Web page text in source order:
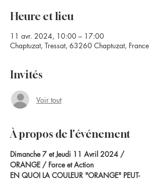
Heure et lieu
11 avr. 2024, 10:00 – 17:00
Chaptuzat, Tressat, 63260 Chaptuzat, France
Invités
Voir tout
À propos de l'événement
Dimanche 7 et Jeudi 11 Avril 2024 /
ORANGE / Force et Action
EN QUOI LA COULEUR "ORANGE" PEUT-